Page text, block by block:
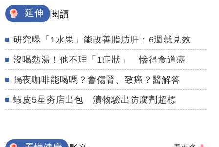
延伸 閱讀
研究曝「1水果」能改善脂肪肝：6週就見效
沒喝熱湯！他不理「1症狀」 慘得食道癌
隔夜咖啡能喝嗎？會傷腎、致癌？醫解答
蝦皮5星夯店出包 漬物驗出防腐劑超標